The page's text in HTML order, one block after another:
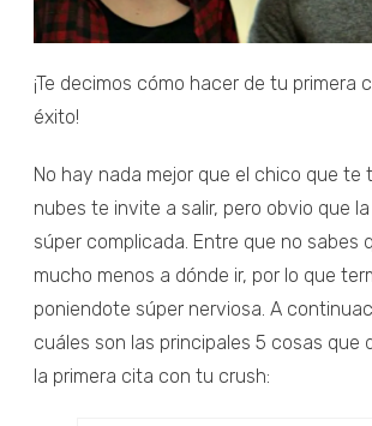
¡Te decimos cómo hacer de tu primera
éxito!
No hay nada mejor que el chico que te
nubes te invite a salir, pero obvio que
súper complicada. Entre que no sabes
mucho menos a dónde ir, por lo que
poniendote súper nerviosa. A
cuáles son las principales 5 cosas que
la primera cita con tu crush: